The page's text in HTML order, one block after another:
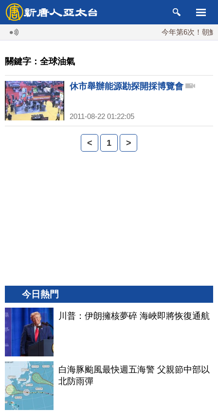
今年第6次！朝鮮
關鍵字：全球油氣
休市舉辦能源勘探開採博覽會
2011-08-22 01:22:05
< 1 >
今日熱門
川普：伊朗擁核夢碎 海峽即將恢復通航
白海豚颱風最快週五海警 父親節中部以
北防雨彈